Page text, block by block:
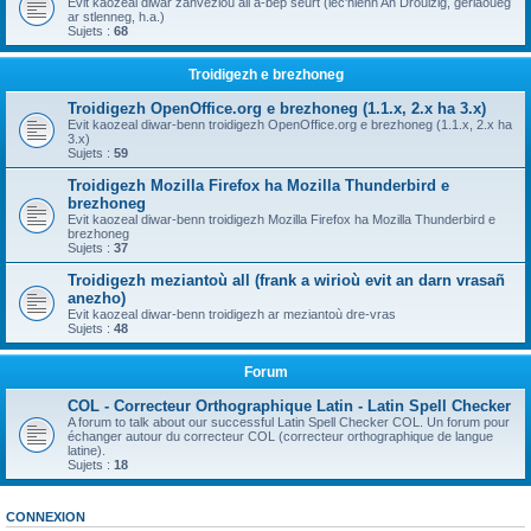
ar stlenneg, h.a.)
Sujets : 68
Troidigezh e brezhoneg
Troidigezh OpenOffice.org e brezhoneg (1.1.x, 2.x ha 3.x)
Evit kaozeal diwar-benn troidigezh OpenOffice.org e brezhoneg (1.1.x, 2.x ha
3.x)
Sujets : 59
Troidigezh Mozilla Firefox ha Mozilla Thunderbird e
brezhoneg
Evit kaozeal diwar-benn troidigezh Mozilla Firefox ha Mozilla Thunderbird e
brezhoneg
Sujets : 37
Troidigezh meziantoù all (frank a wirioù evit an darn vrasañ
anezho)
Evit kaozeal diwar-benn troidigezh ar meziantoù dre-vras
Sujets : 48
Forum
COL - Correcteur Orthographique Latin - Latin Spell Checker
A forum to talk about our successful Latin Spell Checker COL. Un forum pour
échanger autour du correcteur COL (correcteur orthographique de langue
latine).
Sujets : 18
CONNEXION